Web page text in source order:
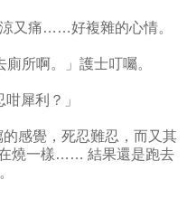
又痛……好複雜的心情。
廁所啊。」護士叮囑。
犀利？」
感覺，死忍難忍，而又其
燒一樣…… 結果還是跑去